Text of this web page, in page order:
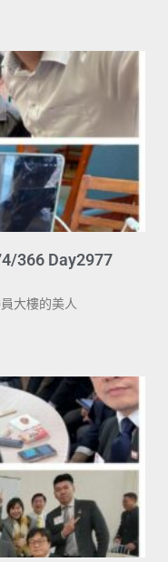
366 Day2977
大樓的美人